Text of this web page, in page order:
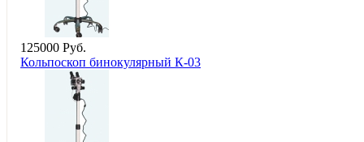
125000 Руб.
Кольпоскоп бинокулярный К-03